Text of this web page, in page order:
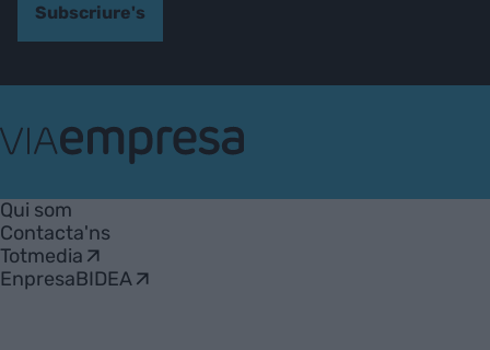
Subscriure's
Empresa
Qui som
Contacta'ns
Totmedia
EnpresaBIDEA